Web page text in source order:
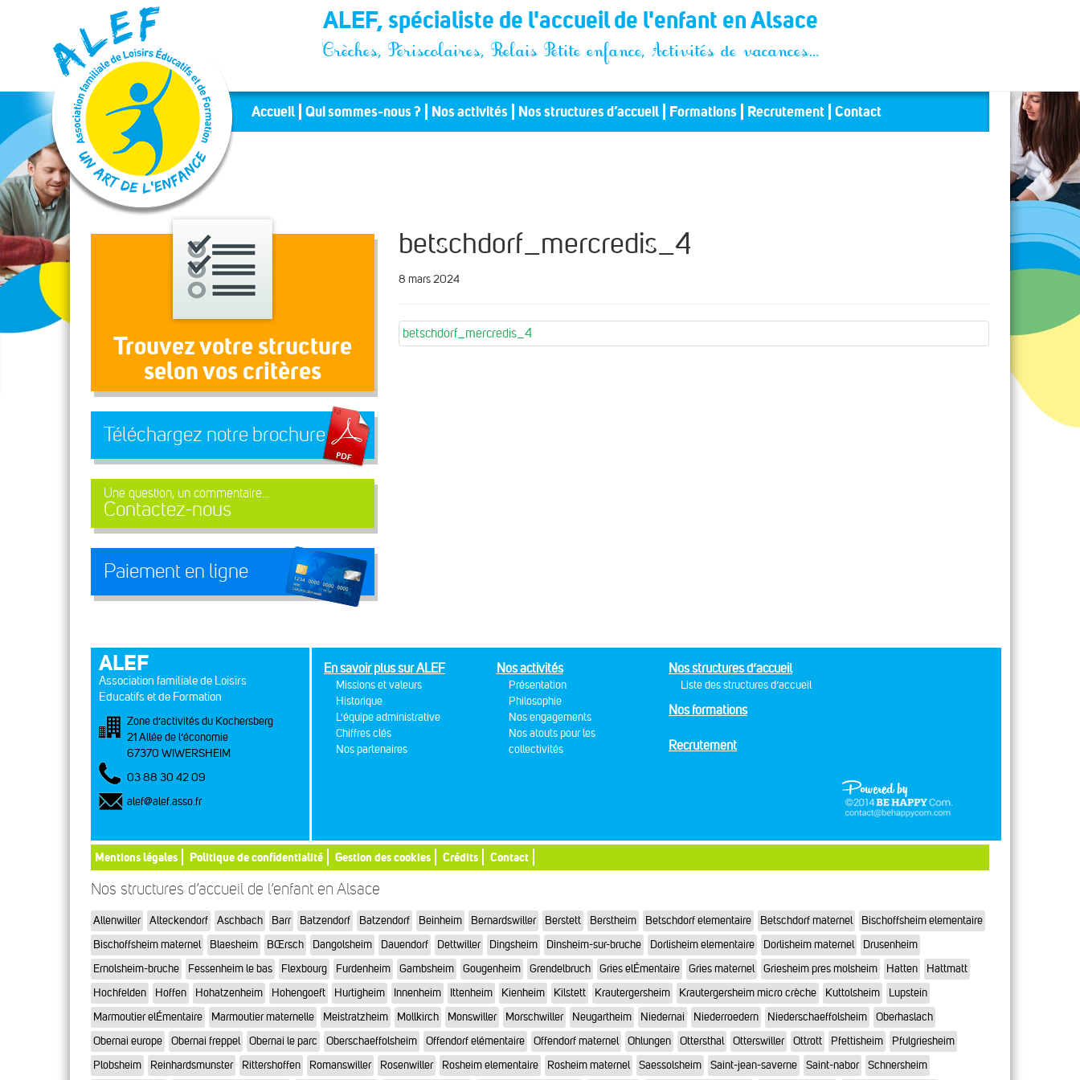
Panneau de gestion des cookies ALEF, spécialiste de l'accueil de l'enfant en Alsace
Crèches, Périscolaires, Relais Petite enfance, Activités de vacances…
Accueil Qui sommes-nous ? Nos activités Nos structures d’accueil Formations Recrutement Contact
Trouvez votre structure
selon vos critères
Téléchargez notre brochure
Une question, un commentaire...
Contactez-nous
Paiement en ligne
betschdorf_mercredis_4
8 mars 2024
betschdorf_mercredis_4
ALEF
Association familiale de Loisirs
Educatifs et de Formation
Zone d’activités du Kochersberg
21 Allée de l’économie
67370 WIWERSHEIM
03 88 30 42 09
alef@alef.asso.fr
En savoir plus sur ALEF
Missions et valeurs
Historique
L'équipe administrative
Chiffres clés
Nos partenaires
Nos activités
Présentation
Philosophie
Nos engagements
Nos atouts pour les
collectivités
Nos structures d’accueil
Liste des structures d’accueil
Nos formations
Recrutement
Mentions légales Politique de confidentialité Gestion des cookies Crédits Contact
Nos structures d’accueil de l’enfant en Alsace
Allenwiller Alteckendorf Aschbach Barr Batzendorf Batzendorf Beinheim Bernardswiller Berstett Berstheim Betschdorf elementaire Betschdorf maternel
Bischoffsheim elementaire
Bischoffsheim maternel
Blaesheim BŒrsch Dangolsheim Dauendorf Dettwiller Dingsheim Dinsheim-sur-bruche Dorlisheim elementaire Dorlisheim maternel
Drusenheim
Ernolsheim-bruche
Fessenheim le bas Flexbourg Furdenheim Gambsheim Gougenheim Grendelbruch Gries elÉmentaire Gries maternel Griesheim pres molsheim Hatten
Hattmatt
Hochfelden
Hoffen Hohatzenheim Hohengoeft Hurtigheim Innenheim Ittenheim Kienheim Kilstett Krautergersheim Krautergersheim micro crèche Kuttolsheim
Lupstein
Marmoutier elÉmentaire
Marmoutier maternelle Meistratzheim Mollkirch Monswiller Morschwiller Neugartheim Niedernai Niederroedern Niederschaeffolsheim
Oberhaslach
Obernai europe
Obernai freppel Obernai le parc Oberschaeffolsheim Offendorf elémentaire Offendorf maternel Ohlungen Ottersthal Otterswiller Ottrott Pfettisheim
Pfulgriesheim
Plobsheim
Reinhardsmunster Rittershoffen Romanswiller Rosenwiller Rosheim elementaire Rosheim maternel Saessolsheim Saint-jean-saverne Saint-nabor Schnersheim